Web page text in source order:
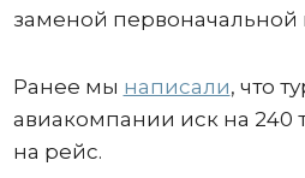
заменой первоначальной
Ранее мы написали, что
авиакомпании иск на 240
на рейс.